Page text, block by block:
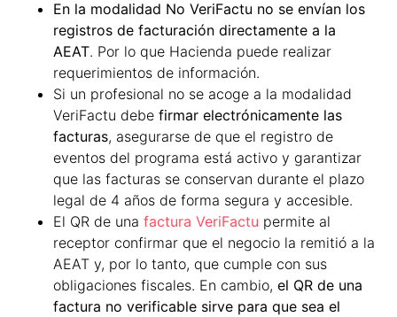
En la modalidad No VeriFactu no se envían los
registros de facturación directamente a la
AEAT. Por lo que Hacienda puede realizar
requerimientos de información.
Si un profesional no se acoge a la modalidad
VeriFactu debe firmar electrónicamente las
facturas, asegurarse de que el registro de
eventos del programa está activo y garantizar
que las facturas se conservan durante el plazo
legal de 4 años de forma segura y accesible.
El QR de una factura VeriFactu permite al
receptor confirmar que el negocio la remitió a la
AEAT y, por lo tanto, que cumple con sus
obligaciones fiscales. En cambio, el QR de una
factura no verificable sirve para que sea el